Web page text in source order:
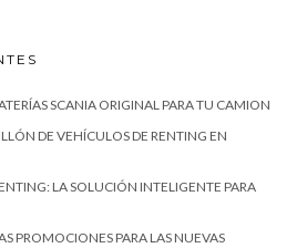
SCANIA ORIGINAL PARA TU CAMION
DE VEHÍCULOS DE RENTING EN
LA SOLUCIÓN INTELIGENTE PARA
PROMOCIONES PARA LAS NUEVAS